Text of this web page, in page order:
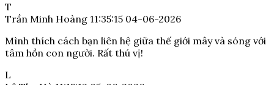
T
Trần Minh Hoàng 11:35:15 04-06-2026
Mình thích cách bạn liên hệ giữa thế giới mây và sóng với
tâm hồn con người. Rất thú vị!
L